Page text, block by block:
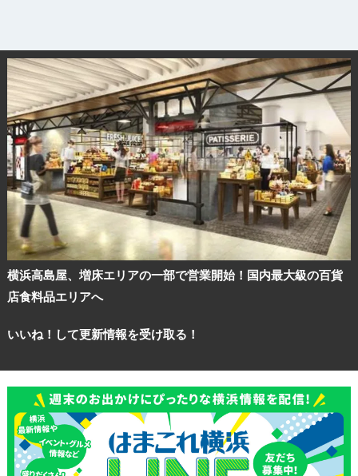
横浜高島屋、増床エリアの一部で営業開始！国内最大級の百貨
店食料品エリアへ
いいね！して更新情報を受け取る！